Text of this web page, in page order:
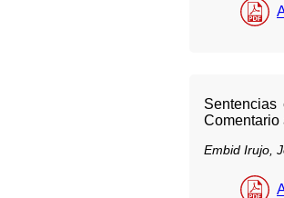
Comentario
Embid Irujo,